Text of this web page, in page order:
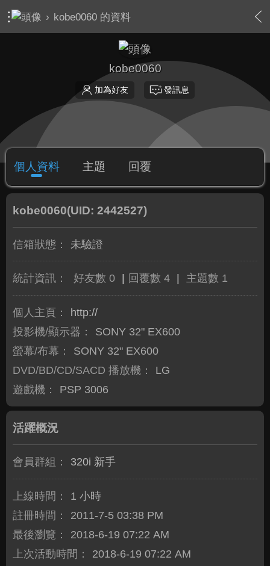
› kobe0060 的資料
kobe0060
加為好友 發訊息
個人資料 主題 回覆
kobe0060(UID: 2442527)
信箱狀態： 未驗證
統計資訊： 好友數 0 回覆數 4 主題數 1
個人主頁：
http://
投影機/顯示器：
SONY 32" EX600
螢幕/布幕：
SONY 32" EX600
DVD/BD/CD/SACD 播放機：
LG
遊戲機：
PSP 3006
活躍概況
會員群組： 320i 新手
上線時間：
1 小時
註冊時間：
2011-7-5 03:38 PM
最後瀏覽：
2018-6-19 07:22 AM
上次活動時間：
2018-6-19 07:22 AM